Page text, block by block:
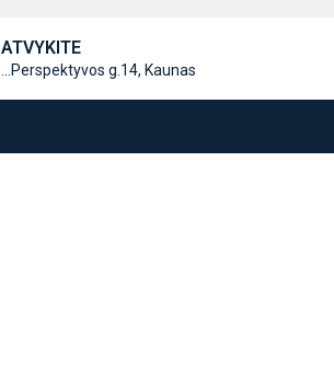
ATVYKITE
...Perspektyvos g.14, Kaunas